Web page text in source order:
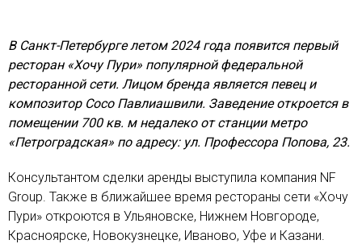
В Санкт-Петербурге летом 2024 года появится первый
ресторан «Хочу Пури» популярной федеральной
ресторанной сети. Лицом бренда является певец и
композитор Сосо Павлиашвили. Заведение откроется в
помещении 700 кв. м недалеко от станции метро
«Петроградская» по адресу: ул. Профессора Попова, 23.
Консультантом сделки аренды выступила компания NF
Group. Также в ближайшее время рестораны сети «Хочу
Пури» откроются в Ульяновске, Нижнем Новгороде,
Красноярске, Новокузнецке, Иваново, Уфе и Казани.